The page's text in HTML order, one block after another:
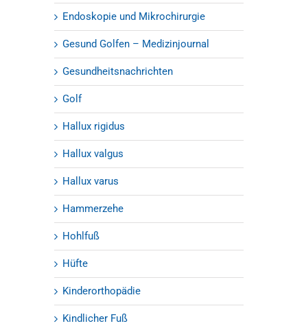
Endoskopie und Mikrochirurgie
Gesund Golfen – Medizinjournal
Gesundheitsnachrichten
Golf
Hallux rigidus
Hallux valgus
Hallux varus
Hammerzehe
Hohlfuß
Hüfte
Kinderorthopädie
Kindlicher Fuß